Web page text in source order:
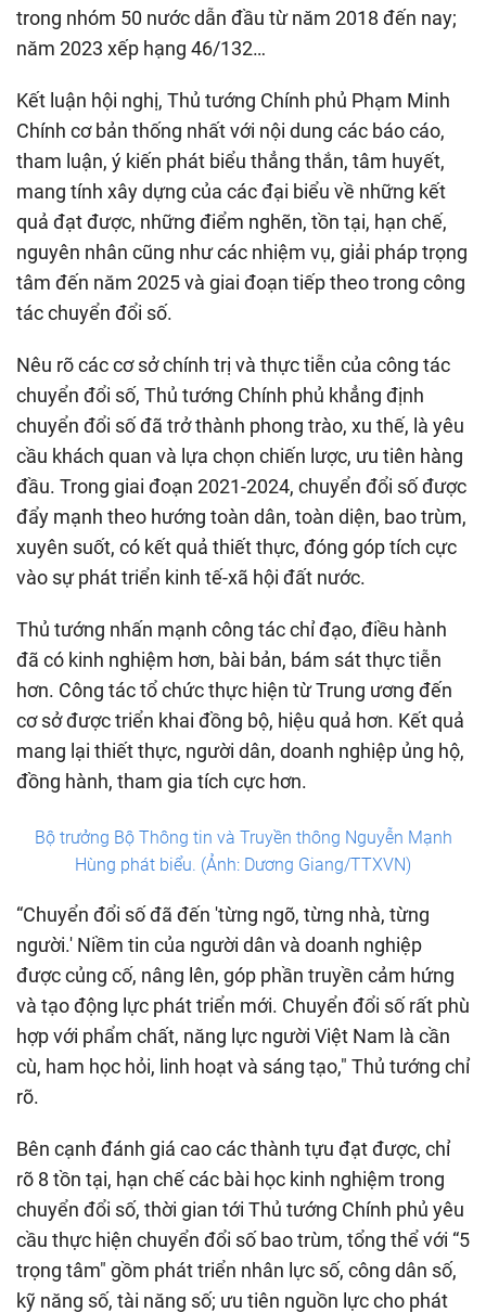
trong nhóm 50 nước dẫn đầu từ năm 2018 đến nay;
năm 2023 xếp hạng 46/132…
Kết luận hội nghị, Thủ tướng Chính phủ Phạm Minh
Chính cơ bản thống nhất với nội dung các báo cáo,
tham luận, ý kiến phát biểu thẳng thắn, tâm huyết,
mang tính xây dựng của các đại biểu về những kết
quả đạt được, những điểm nghẽn, tồn tại, hạn chế,
nguyên nhân cũng như các nhiệm vụ, giải pháp trọng
tâm đến năm 2025 và giai đoạn tiếp theo trong công
tác chuyển đổi số.
Nêu rõ các cơ sở chính trị và thực tiễn của công tác
chuyển đổi số, Thủ tướng Chính phủ khẳng định
chuyển đổi số đã trở thành phong trào, xu thế, là yêu
cầu khách quan và lựa chọn chiến lược, ưu tiên hàng
đầu. Trong giai đoạn 2021-2024, chuyển đổi số được
đẩy mạnh theo hướng toàn dân, toàn diện, bao trùm,
xuyên suốt, có kết quả thiết thực, đóng góp tích cực
vào sự phát triển kinh tế-xã hội đất nước.
Thủ tướng nhấn mạnh công tác chỉ đạo, điều hành
đã có kinh nghiệm hơn, bài bản, bám sát thực tiễn
hơn. Công tác tổ chức thực hiện từ Trung ương đến
cơ sở được triển khai đồng bộ, hiệu quả hơn. Kết quả
mang lại thiết thực, người dân, doanh nghiệp ủng hộ,
đồng hành, tham gia tích cực hơn.
Bộ trưởng Bộ Thông tin và Truyền thông Nguyễn Mạnh
Hùng phát biểu. (Ảnh: Dương Giang/TTXVN)
“Chuyển đổi số đã đến 'từng ngõ, từng nhà, từng
người.' Niềm tin của người dân và doanh nghiệp
được củng cố, nâng lên, góp phần truyền cảm hứng
và tạo động lực phát triển mới. Chuyển đổi số rất phù
hợp với phẩm chất, năng lực người Việt Nam là cần
cù, ham học hỏi, linh hoạt và sáng tạo," Thủ tướng chỉ
rõ.
Bên cạnh đánh giá cao các thành tựu đạt được, chỉ
rõ 8 tồn tại, hạn chế các bài học kinh nghiệm trong
chuyển đổi số, thời gian tới Thủ tướng Chính phủ yêu
cầu thực hiện chuyển đổi số bao trùm, tổng thể với “5
trọng tâm" gồm phát triển nhân lực số, công dân số,
kỹ năng số, tài năng số; ưu tiên nguồn lực cho phát